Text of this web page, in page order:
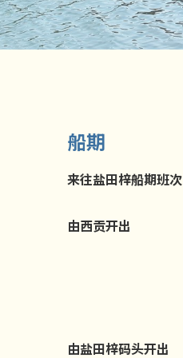
船期
来往盐田梓船期班次
由西贡开出
由盐田梓码头开出